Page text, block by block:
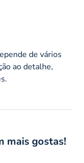
de vários
ao detalhe,
mais gostas!